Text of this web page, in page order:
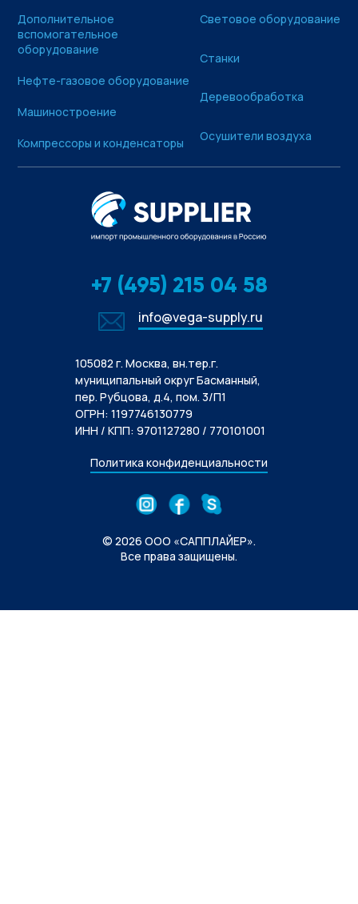
Дополнительное
вспомогательное
оборудование
Нефте-газовое оборудование
Машиностроение
Компрессоры и конденсаторы
Световое оборудование
Станки
Деревообработка
Осушители воздуха
+7 (495) 215 04 58
info@vega-supply.ru
105082 г. Москва, вн.тер.г.
муниципальный округ Басманный,
пер. Рубцова, д.4, пом. 3/П1
ОГРН: 1197746130779
ИНН / КПП: 9701127280 / 770101001
© 2026 ООО «САППЛАЙЕР».
Все права защищены.
Политика конфиденциальности